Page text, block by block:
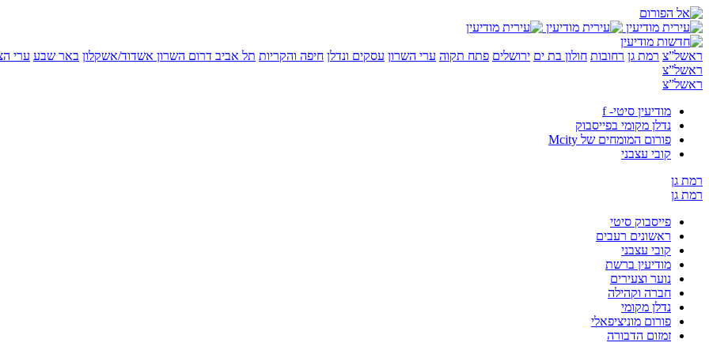
ראשל”צ רמת גן רחובות חולון בת ים ירושלים פתח תקוה ערי השרון עסקים ונדלן חיפה והקריות תל אביב דרום השרון אשדוד/אשקלון באר שבע ערי
ראשל”צ
ראשל”צ
מודיעין סיטי- f
נדלן מקומי בפייסבוק
פורום המומחים של Mcity
קובי עצבני
רמת גן
רמת גן
פייסבוק סיטי
ראשונים רעבים
קובי עצבני
מודיעין ברשת
נוער וצעירים
חברה וקהילה
נדלן מקומי
פורום מוניציפאלי
זמזום הדבורה